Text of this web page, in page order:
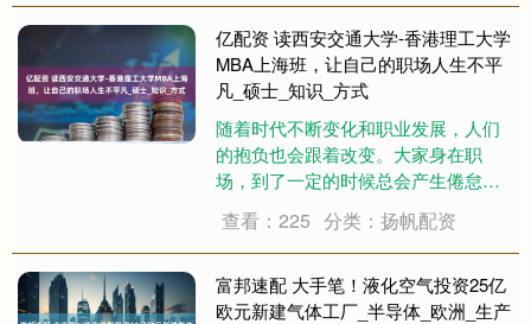
会在平安、健康等方面带来诸多不
顺。拜太岁、化解凶星，正是为了解
决这些潜在....
亿配资 读西安交通大学-香港理工大学
MBA上海班，让自己的职场人生不平
凡_硕士_知识_方式
随着时代不断变化和职业发展，人们
的抱负也会跟着改变。大家身在职
场，到了一定的时候总会产生倦怠
天花板”，也不知何去何从。给自己一
个机会，用知识改变命运。 01 在相同
行业或职位升职 如果你在咨询或投
行，想升职....
查看：225 分类：扬帆配资
富邦速配 大手笔！液化空气投资25亿
欧元新建气体工厂_半导体_欧洲_生产